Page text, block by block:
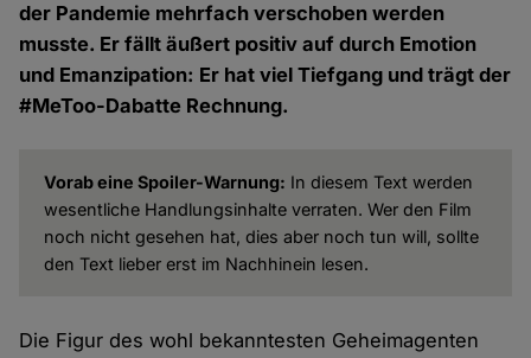
der Pandemie mehrfach verschoben werden
musste. Er fällt äußert positiv auf durch Emotion
und Emanzipation: Er hat viel Tiefgang und trägt der
#MeToo-Dabatte Rechnung.
Vorab eine Spoiler-Warnung: In diesem Text werden
wesentliche Handlungsinhalte verraten. Wer den Film
noch nicht gesehen hat, dies aber noch tun will, sollte
den Text lieber erst im Nachhinein lesen.
Die Figur des wohl bekanntesten Geheimagenten